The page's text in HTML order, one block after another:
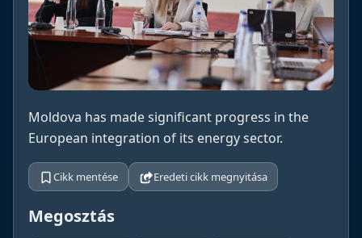
Moldova has made significant progress in the
European integration of its energy sector.
Cikk mentése Eredeti cikk megnyitása
Megosztás